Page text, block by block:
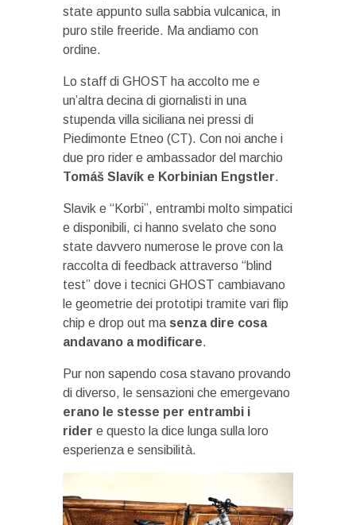
state appunto sulla sabbia vulcanica, in
puro stile freeride. Ma andiamo con
ordine.
Lo staff di GHOST ha accolto me e
un’altra decina di giornalisti in una
stupenda villa siciliana nei pressi di
Piedimonte Etneo (CT). Con noi anche i
due pro rider e ambassador del marchio
Tomáš Slavík e Korbinian Engstler.
Slavik e “Korbi”, entrambi molto simpatici
e disponibili, ci hanno svelato che sono
state davvero numerose le prove con la
raccolta di feedback attraverso “blind
test” dove i tecnici GHOST cambiavano
le geometrie dei prototipi tramite vari flip
chip e drop out ma senza dire cosa
andavano a modificare.
Pur non sapendo cosa stavano provando
di diverso, le sensazioni che emergevano
erano le stesse per entrambi i
rider e questo la dice lunga sulla loro
esperienza e sensibilità.